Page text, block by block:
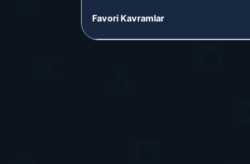
Favori Kavramlar